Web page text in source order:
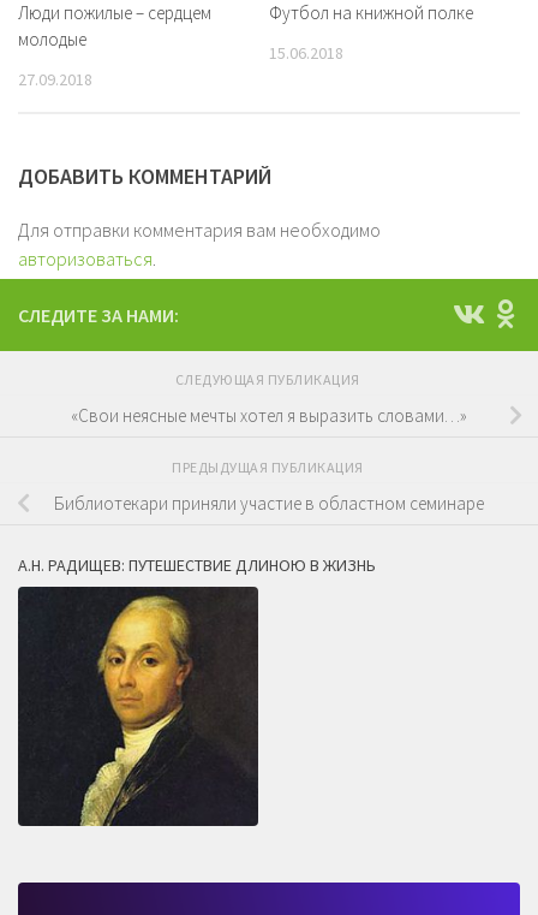
Люди пожилые – сердцем
молодые
27.09.2018
Футбол на книжной полке
15.06.2018
ДОБАВИТЬ КОММЕНТАРИЙ
Для отправки комментария вам необходимо
авторизоваться
СЛЕДИТЕ ЗА НАМИ:
СЛЕДУЮЩАЯ ПУБЛИКАЦИЯ
«Cвои неясные мечты хотел я выразить словами…»
ПРЕДЫДУЩАЯ ПУБЛИКАЦИЯ
Библиотекари приняли участие в областном семинаре
А.Н. РАДИЩЕВ: ПУТЕШЕСТВИЕ ДЛИНОЮ В ЖИЗНЬ